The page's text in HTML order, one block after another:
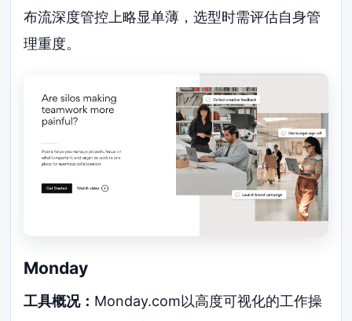
布流深度管控上略显单薄，选型时需评估自身管
理重度。
Monday
工具概况： Monday.com以高度可视化的工作操